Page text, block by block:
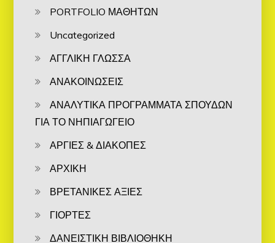
PORTFOLIO ΜΑΘΗΤΩΝ
Uncategorized
ΑΓΓΛΙΚΗ ΓΛΩΣΣΑ
ΑΝΑΚΟΙΝΩΣΕΙΣ
ΑΝΑΛΥΤΙΚΑ ΠΡΟΓΡΑΜΜΑΤΑ ΣΠΟΥΔΩΝ
ΓΙΑ ΤΟ ΝΗΠΙΑΓΩΓΕΙΟ
ΑΡΓΙΕΣ & ΔΙΑΚΟΠΕΣ
ΑΡΧΙΚΗ
ΒΡΕΤΑΝΙΚΕΣ ΑΞΙΕΣ
ΓΙΟΡΤΕΣ
ΔΑΝΕΙΣΤΙΚΗ ΒΙΒΛΙΟΘΗΚΗ